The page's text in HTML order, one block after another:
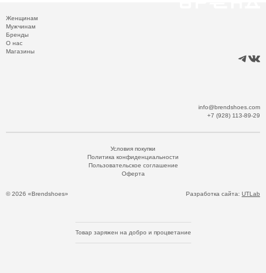
Женщинам
Мужчинам
Бренды
О нас
Магазины
info@brendshoes.com
+7 (928) 113-89-29
© 2026 «Brendshoes»
Условия покупки
Политика конфиденциальности
Пользовательское соглашение
Оферта
Разработка сайта: UTLab
Товар заряжен на добро и процветание